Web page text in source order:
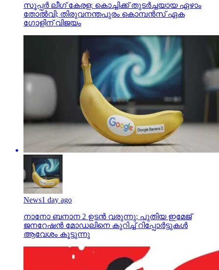
സൂപ്പര്‍ ലീഗ് കേരള: കൊച്ചിക്ക് തുടര്‍ച്ചയായ ഏഴാം
തോല്‍വി; തിരുവനന്തപുരം കൊമ്പന്‍സ് ഏക
ഗോളിന് വിജയം
News1 day ago
നാനോ ബനാന 2 ഉടന്‍ വരുന്നു; പുതിയ ഇമേജ്
ജനറേഷന്‍ മോഡലിനെ കുറിച്ച് റിപ്പോര്‍ട്ടുകള്‍
ആവേശം കൂട്ടുന്നു